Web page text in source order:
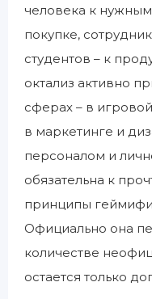
человека к
покупке,
студентов – к
октализ активно
сферах – в
в маркетинге и
персоналом и
обязательна к
принципы
Официально она
количестве
остается только